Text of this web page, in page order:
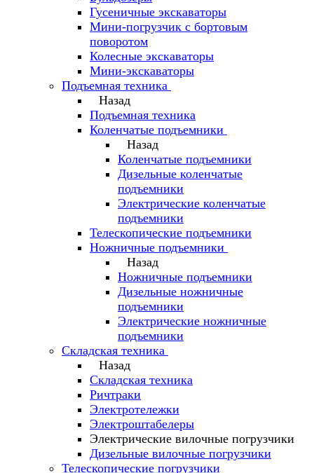
Гусеничные экскаваторы
Мини-погрузчик с бортовым
поворотом
Колесные экскаваторы
Мини-экскаваторы
Подъемная техника
Назад
Подъемная техника
Коленчатые подъемники
Назад
Коленчатые подъемники
Дизельные коленчатые
подъемники
Электрические коленчатые
подъемники
Телескопические подъемники
Ножничные подъемники
Назад
Ножничные подъемники
Дизельные ножничные
подъемники
Электрические ножничные
подъемники
Складская техника
Назад
Складская техника
Ричтраки
Электротележки
Электроштабелеры
Электрические вилочные погрузчики
Дизельные вилочные погрузчики
Телескопические погрузчики